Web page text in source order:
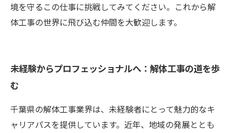
境を守るこの仕事に挑戦してみてください。これから解
体工事の世界に飛び込む仲間を大歓迎します。
未経験からプロフェッショナルへ：解体工事の道を歩
む
千葉県の解体工事業界は、未経験者にとって魅力的なキ
ャリアパスを提供しています。近年、地域の発展ととも